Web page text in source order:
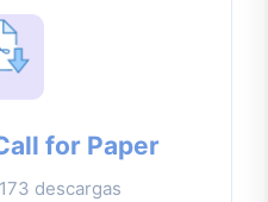
for Paper
173 descargas